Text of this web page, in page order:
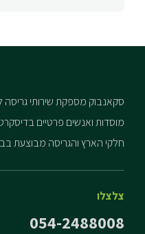
סקאנבוק מספקת שירותי גריסה
מוסדות ואנשים פרטיים
חלקי הארץ והגריסה מבוצעת
צלצלו
054-2488008